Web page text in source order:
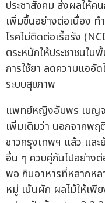
ประชาสังคม ส่งผลให้ค
เพิ่มขึ้นอย่างต่อเนื่อง ท
โรคไม่ติดต่อเรื้อรัง
ตระหนักให้ประชาชนใ
การใช้ยา ลดความแออั
ระบบสุขภาพ
แพทย์หญิงอัมพร เบญ
เพิ่มเติมว่า นอกจากพฤ
ชาวกรุงเทพฯ แล้ว แล
อื่น ๆ ควบคู่กันไปอย่าง
พอ กินอาหารที่หลากหล
หมู่ เน้นผัก ผลไม้ให้เ